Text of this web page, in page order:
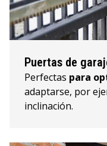
Puertas de
Perfectas para
adaptarse, por
inclinación.